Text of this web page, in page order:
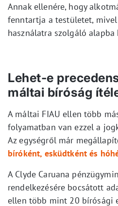
Annak ellenére, hogy
fenntartja a testületet, mivel
használatra szolgáló alapba
Lehet-e
máltai bíróság
A máltai FIAU ellen több
folyamatban van ezzel a
Az egységről már
bíróként, esküdtként és
A Clyde Caruana
rendelkezésére bocsátott
ellen több mint 20 bírósági